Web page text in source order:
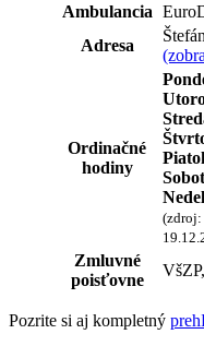
Ambulancia
Adresa
Ordinačné
hodiny
(zdroj:
Zmluvné
poisťovne
Pozrite si aj kompletný